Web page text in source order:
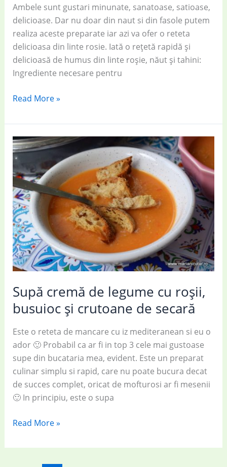
Ambele sunt gustari minunate, sanatoase, satioase,
delicioase. Dar nu doar din naut si din fasole putem
realiza aceste preparate iar azi va ofer o reteta
delicioasa din linte rosie. Iată o rețetă rapidă și
delicioasă de humus din linte roșie, năut și tahini:
Ingrediente necesare pentru
Humus
din
linte
roșie,
năut
și
tahini
Read More »
Supă cremă de legume cu roșii,
busuioc și crutoane de secară
Este o reteta de mancare cu iz mediteranean si eu o
ador 🙂 Probabil ca ar fi in top 3 cele mai gustoase
supe din bucataria mea, evident. Este un preparat
culinar simplu si rapid, care nu poate bucura decat
de succes complet, oricat de mofturosi ar fi mesenii
🙂 In principiu, este o supa
Supă
de
Read More »